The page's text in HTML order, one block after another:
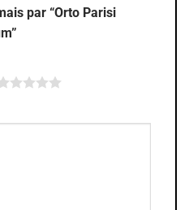
par “Orto Parisi